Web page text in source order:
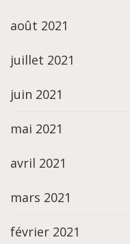
août 2021
juillet 2021
juin 2021
mai 2021
avril 2021
mars 2021
février 2021